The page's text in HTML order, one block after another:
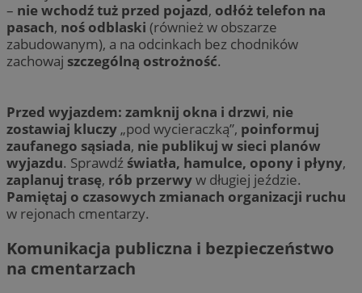
– nie wchodź tuż przed pojazd, odłóż telefon na
pasach, noś odblaski (również w obszarze
zabudowanym), a na odcinkach bez chodników
zachowaj szczególną ostrożność.
Przed wyjazdem: zamknij okna i drzwi, nie
zostawiaj kluczy „pod wycieraczką”, poinformuj
zaufanego sąsiada, nie publikuj w sieci planów
wyjazdu. Sprawdź światła, hamulce, opony i płyny,
zaplanuj trasę, rób przerwyw długiej jeździe.
Pamiętaj o czasowych zmianach organizacji ruchu
w rejonach cmentarzy.
Komunikacja publiczna i bezpieczeństwo
na cmentarzach